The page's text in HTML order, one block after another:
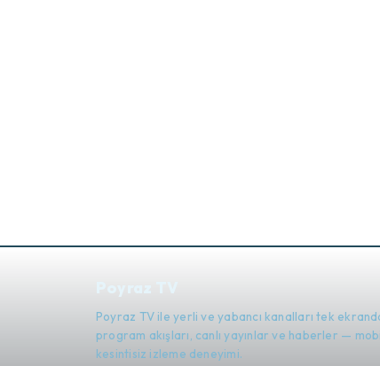
Poyraz TV ile yerli ve yabancı kanalları tek
program akışları, canlı yayınlar ve haberler —
kesintisiz izleme deneyimi.